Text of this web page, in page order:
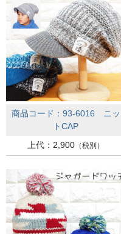
商品コード：93-6016 ニッ
トCAP
上代：2,900 （税別）